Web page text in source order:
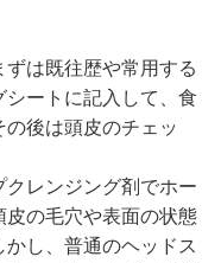
は既往歴や常用する
ートに記入して、食
後は頭皮のチェッ
レンジング剤でホー
皮の毛穴や表面の状態
し、普通のヘッドス